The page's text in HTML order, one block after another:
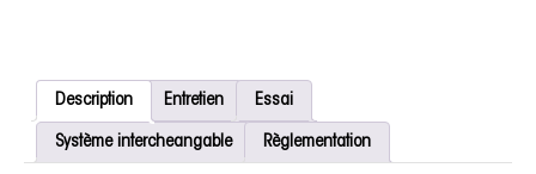
Description Entretien Essai
Système intercheangable Règlementation